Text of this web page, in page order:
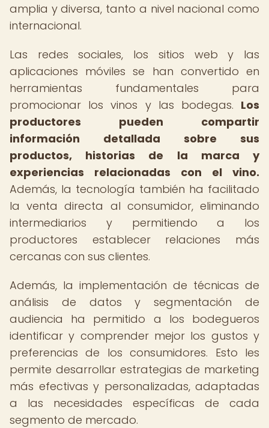
amplia y diversa, tanto a nivel nacional como
internacional.
Las redes sociales, los sitios web y las
aplicaciones móviles se han convertido en
herramientas fundamentales para
promocionar los vinos y las bodegas. Los
productores pueden compartir
información detallada sobre sus
productos, historias de la marca y
experiencias relacionadas con el vino.
Además, la tecnología también ha facilitado
la venta directa al consumidor, eliminando
intermediarios y permitiendo a los
productores establecer relaciones más
cercanas con sus clientes.
Además, la implementación de técnicas de
análisis de datos y segmentación de
audiencia ha permitido a los bodegueros
identificar y comprender mejor los gustos y
preferencias de los consumidores. Esto les
permite desarrollar estrategias de marketing
más efectivas y personalizadas, adaptadas
a las necesidades específicas de cada
segmento de mercado.